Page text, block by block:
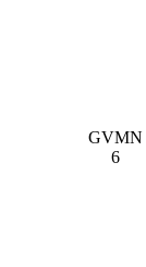
GVMN
6